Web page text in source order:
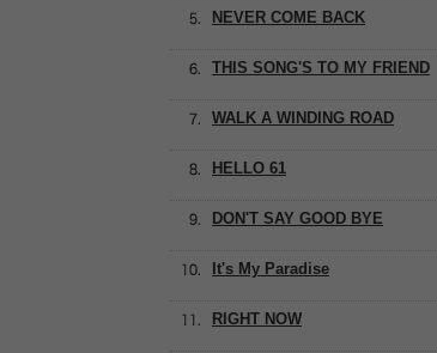
DON'T SAY GOOD BYE
NEVER COME BACK
HELLO 61
WALK A WINDING ROAD
THIS SONG'S TO MY FRIEND
It's My Paradise
RIGHT NOW